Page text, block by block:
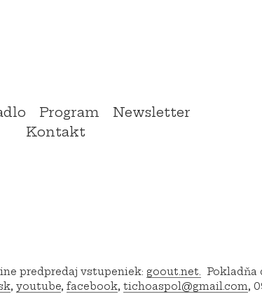
Program
Newsletter
Kontakt
predpredaj vstupeniek: goout.net. Pokladňa
, youtube, facebook, tichoaspol@gmail.com,